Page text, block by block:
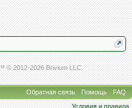
© 2012-2026 Brivium LLC.
Обратная связь Помощь
FAQ
Условия и правила